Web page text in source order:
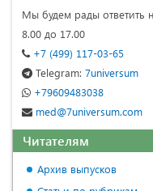
Мы будем рады ответить
8.00 до 17.00
+7 (499) 117-03-65
Telegram: 7universum
+79609483038
med@7universum.com
Читателям
Архив выпусков